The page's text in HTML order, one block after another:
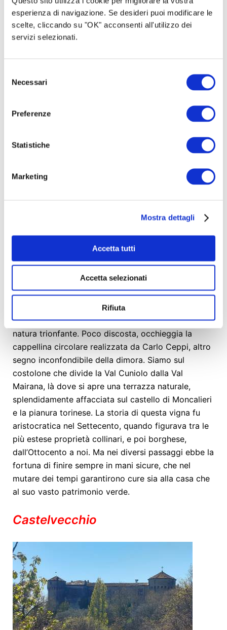
esperienza di navigazione. Se desideri puoi modificare le
scelte, cliccando su "OK" acconsenti all'utilizzo dei
servizi selezionati.
delNecessari
Preferenze
Statistiche
Marketing
Mostra dettagli
Accetta tutti
Accetta selezionati
Rifiuta
La dimora è in posizione dominante, al centro di un
pianoro che si apre improvviso in cima a un bosco.
L’architettura è semplice come doveva essere in
origine, nel Settecento: un rettangolo che si staglia
dinanzi alle quinte degli alberi, incorniciato da una
natura trionfante. Poco discosta, occhieggia la
cappellina circolare realizzata da Carlo Ceppi, altro
segno inconfondibile della dimora. Siamo sul
costolone che divide la Val Cuniolo dalla Val
Mairana, là dove si apre una terrazza naturale,
splendidamente affacciata sul castello di Moncalieri
e la pianura torinese. La storia di questa vigna fu
aristocratica nel Settecento, quando figurava tra le
più estese proprietà collinari, e poi borghese,
dall’Ottocento a noi. Ma nei diversi passaggi ebbe la
fortuna di finire sempre in mani sicure, che nel
mutare dei tempi garantirono cure sia alla casa che
al suo vasto patrimonio verde.
Castelvecchio